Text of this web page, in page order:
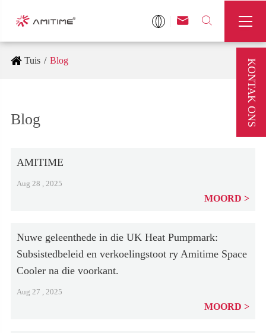
 

Tuis Blog
Blog
AMITIME
Aug 28 , 2025
MOORD
Nuwe geleenthede in die UK Heat Pumpmark:
Subsistedbeleid en verkoelingstoot ry Amitime Space
Cooler na die voorkant.
Aug 27 , 2025
MOORD
KONTAK ONS